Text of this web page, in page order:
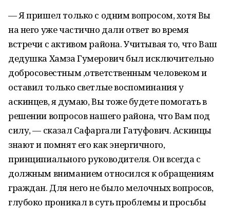
— Я пришел только с одним вопросом, хотя Вы
на него уже частично дали ответ во время
встречи с активом района. Учитывая то, что Ваш
дедушка Хамза Гумерович был исключительно
добросовестным ,ответственным человеком и
оставил только светлые воспоминания у
аскинцев, я думаю, Вы тоже будете помогать в
решении вопросов нашего района, что Вам под
силу, — сказал Сафаргали Гатуфович. Аскинцы
знают и помнят его как энергичного,
принципиального руководителя. Он всегда с
должным вниманием относился к обращениям
граждан. Для него не было мелочных вопросов,
глубоко проникал в суть проблемы и просьбы